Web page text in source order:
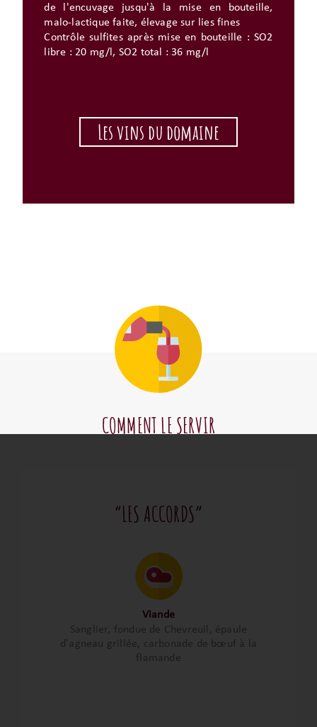
de l'encuvage jusqu'à la mise en bouteille,
malo-lactique faite, élevage sur lies fines
Contrôle sulfites après mise en bouteille : SO2
libre : 20 mg/l, SO2 total : 36 mg/l
Les vins du domaine
COMMENT LE SERVIR
“LES ACCORDS”
Viande
Sanglier, fondue de Chevreuil, épaule
d'agneau grillée, carbonade de bœuf à la
flamande